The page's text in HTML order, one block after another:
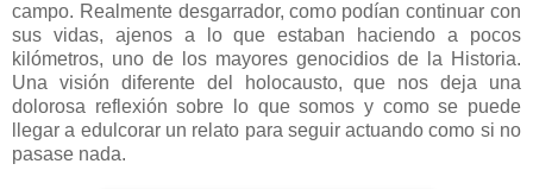
campo. Realmente desgarrador, como podían continuar con
sus vidas, ajenos a lo que estaban haciendo a pocos
kilómetros, uno de los mayores genocidios de la Historia.
Una visión diferente del holocausto, que nos deja una
dolorosa reflexión sobre lo que somos y como se puede
llegar a edulcorar un relato para seguir actuando como si no
pasase nada.